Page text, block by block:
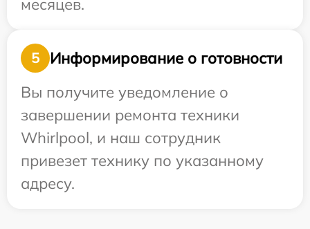
месяцев.
5
Информирование о готовности
Вы получите уведомление о
завершении ремонта техники
Whirlpool, и наш сотрудник
привезет технику по указанному
адресу.